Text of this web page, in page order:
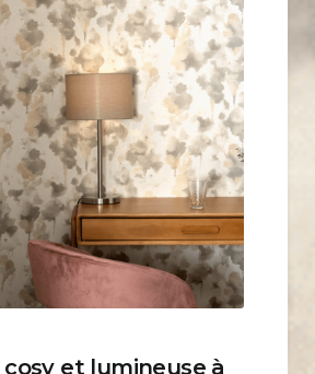
et lumineuse à